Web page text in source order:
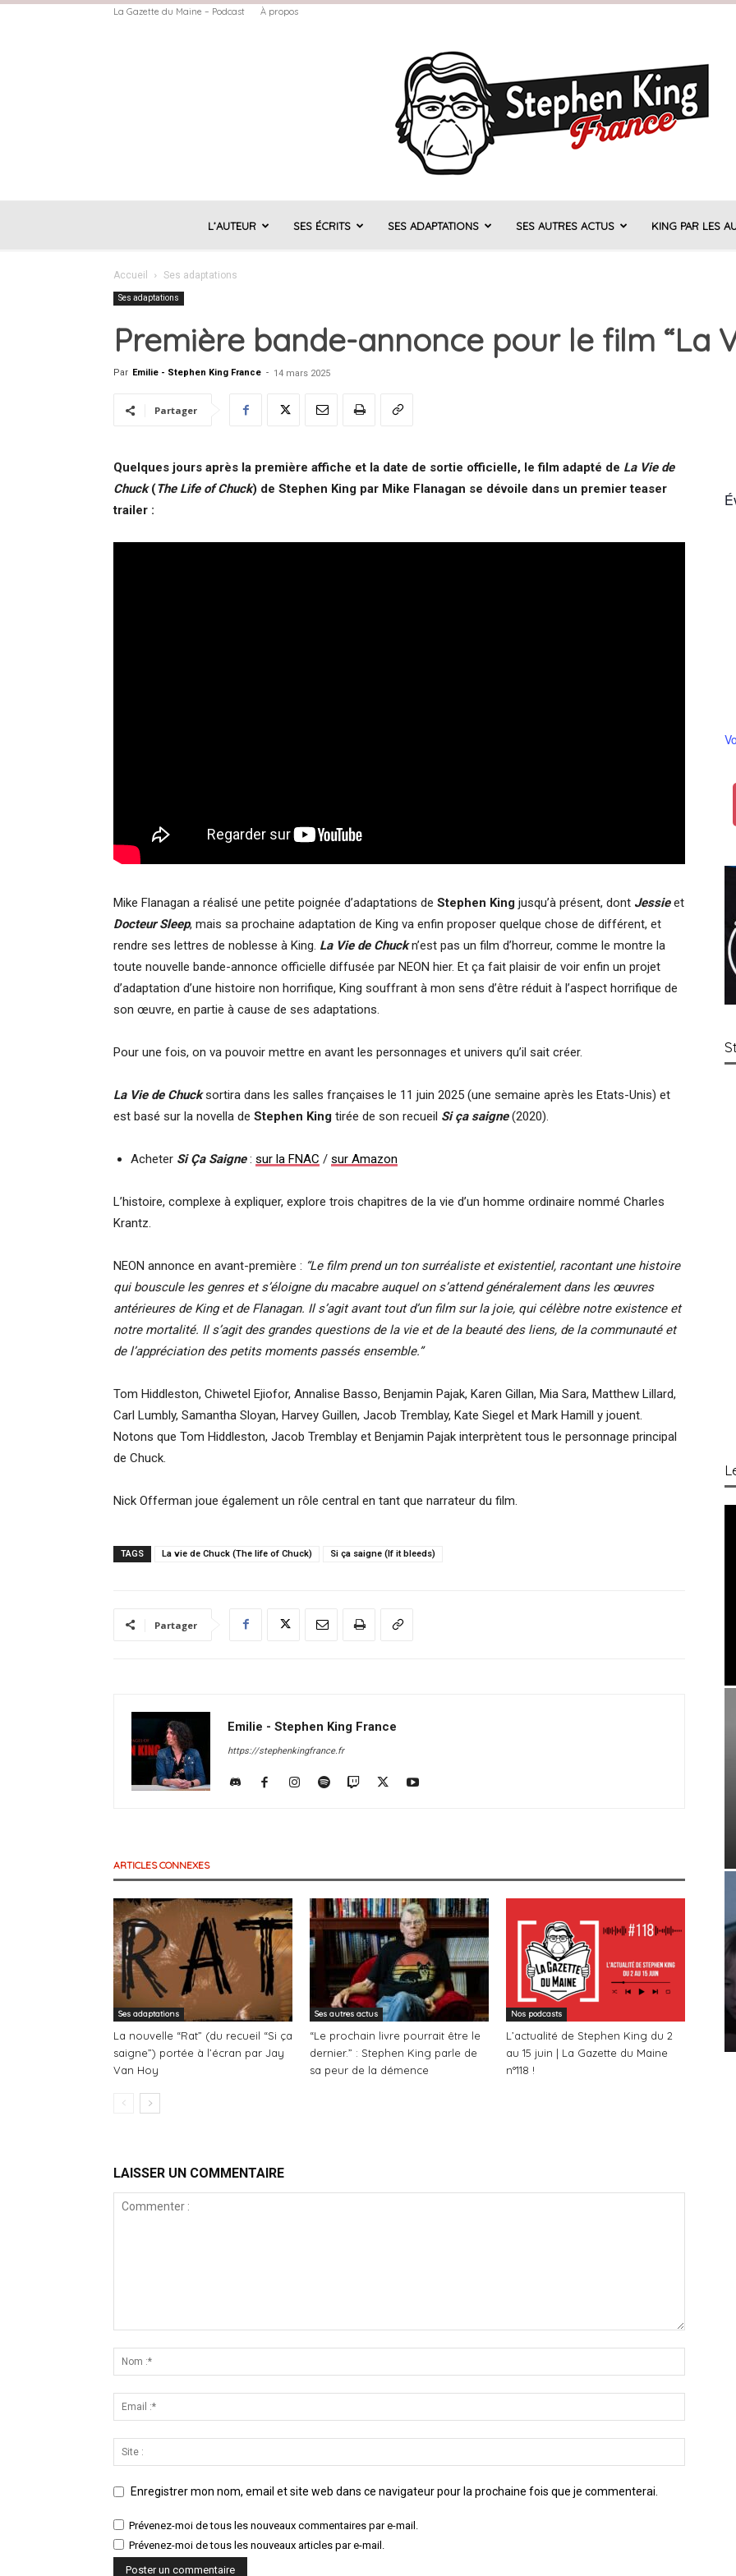
La Gazette du Maine – Podcast À propos
Stephen
King
L’AUTEUR SES ÉCRITS SES ADAPTATIONS SES AUTRES ACTUS KING PAR LES
Accueil Ses adaptations
Ses adaptations
Première bande-annonce pour le film “La
Par Emilie - Stephen King France - 14 mars 2025
Partager
Quelques jours après la première affiche et la date de sortie officielle, le film adapté de La Vie de
Chuck(The Life of Chuck) de Stephen King par Mike Flanagan se dévoile dans un premier teaser
trailer :
Mike Flanagan a réalisé une petite poignée d’adaptations de Stephen King jusqu’à présent, dont Jessieet
Docteur Sleep, mais sa prochaine adaptation de King va enfin proposer quelque chose de différent, et
rendre ses lettres de noblesse à King. La Vie de Chuckn’est pas un film d’horreur, comme le montre la
toute nouvelle bande-annonce officielle diffusée par NEON hier. Et ça fait plaisir de voir enfin un projet
d’adaptation d’une histoire non horrifique, King souffrant à mon sens d’être réduit à l’aspect horrifique de
son œuvre, en partie à cause de ses adaptations.
Pour une fois, on va pouvoir mettre en avant les personnages et univers qu’il sait créer.
La Vie de Chucksortira dans les salles françaises le 11 juin 2025 (une semaine après les Etats-Unis) et
est basé sur la novella de Stephen King tirée de son recueil Si ça saigne(2020).
Acheter Si Ça Saigne: sur la FNAC / sur Amazon
L’histoire, complexe à expliquer, explore trois chapitres de la vie d’un homme ordinaire nommé Charles
Krantz.
NEON annonce en avant-première : “Le film prend un ton surréaliste et existentiel, racontant une histoire
qui bouscule les genres et s’éloigne du macabre auquel on s’attend généralement dans les œuvres
antérieures de King et de Flanagan. Il s’agit avant tout d’un film sur la joie, qui célèbre notre existence et
notre mortalité. Il s’agit des grandes questions de la vie et de la beauté des liens, de la communauté et
de l’appréciation des petits moments passés ensemble.”
Tom Hiddleston, Chiwetel Ejiofor, Annalise Basso, Benjamin Pajak, Karen Gillan, Mia Sara, Matthew Lillard,
Carl Lumbly, Samantha Sloyan, Harvey Guillen, Jacob Tremblay, Kate Siegel et Mark Hamill y jouent.
Notons que Tom Hiddleston, Jacob Tremblay et Benjamin Pajak interprètent tous le personnage principal
de Chuck.
Nick Offerman joue également un rôle central en tant que narrateur du film.
TAGS La vie de Chuck (The life of Chuck) Si ça saigne (If it bleeds)
Partager
Emilie - Stephen King France
https://stephenkingfrance.fr
ARTICLES CONNEXES
Ses adaptations
La nouvelle “Rat” (du recueil “Si ça
saigne”) portée à l’écran par Jay
Van Hoy
Ses autres actus
“Le prochain livre pourrait être le
dernier.” : Stephen King parle de
sa peur de la démence
Nos podcasts
L’actualité de Stephen King du 2
au 15 juin | La Gazette du Maine
n°118 !
LAISSER UN COMMENTAIRE
Enregistrer mon nom, email et site web dans ce navigateur pour la prochaine fois que je commenterai.
Prévenez-moi de tous les nouveaux commentaires par e-mail.
Prévenez-moi de tous les nouveaux articles par e-mail.